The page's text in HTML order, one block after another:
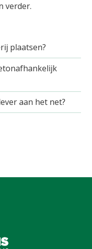
plaatsen?
aan het net?
verder.